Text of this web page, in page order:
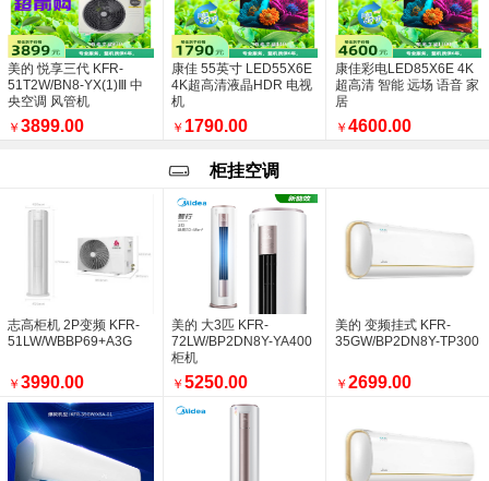
致尊贵的美的中央空调理想家一拖五用户
中央空调现场安装照片
西安如家精选钟楼店空调施工中
美的集团连续十年入选《财富》世界500强
西安高新尊贵一方空调新风项目
销售喜报，西安盛福远商贸有限公司美的中央
销售美的大多联9拖198
西安盛福远商贸有限公司
空调风量越大越好吗？
美的风语者1.5P挂机【KFR-35GW
西安盛福远商贸工作人员到西安市长安区现场
西安盛福远商贸进行空调维保工作
销售空调多联机组及空气能热水设备
西安市雁塔区西派樘樾小区空调安装已完工
一样的空调，不一样的效果
美的理想家一拖四价格调整
美的巨瀑风1.5P挂机
西安安装空调就找陕西盛福远
商洛酒店新风安装现场照片
突发状况下吊篮施工应急处置演练
美的 悦享三代 KFR-
51T2W/BN8-YX(1)Ⅲ 中
央空调 风管机
￥3899.00
康佳 55英寸 LED55X6E
4K超高清液晶HDR 电视
机
￥ 1790.00
康佳彩电LED85X6E 4K
超高清 智能 远场 语音 家
居
￥ 4600.00
柜挂空调
志高柜机 2P变频 KFR-
51LW/WBBP69+A3G
￥3990.00
美的 大3匹 KFR-
72LW/BP2DN8Y-YA400
柜机
￥5250.00
美的 变频挂式 KFR-
35GW/BP2DN8Y-TP300
￥ 2699.00